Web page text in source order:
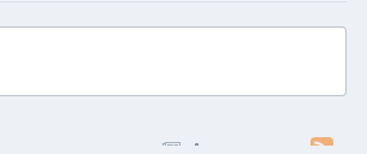
Активность